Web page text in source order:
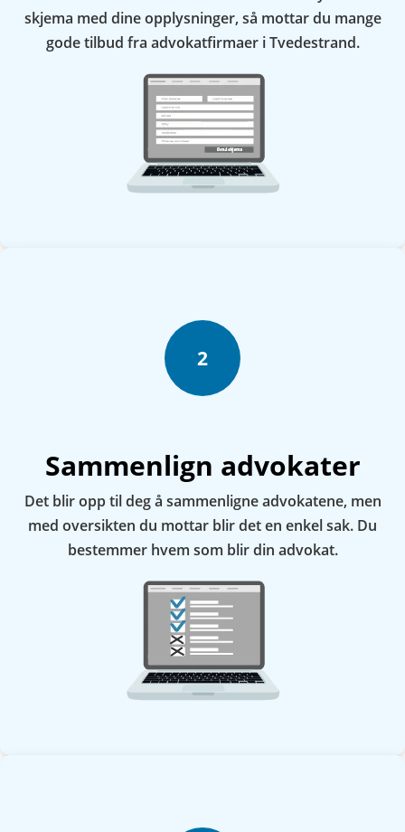
skjema med dine opplysninger, så mottar du mange
gode tilbud fra advokatfirmaer i Tvedestrand.
2
Sammenlign advokater
Det blir opp til deg å sammenligne advokatene, men
med oversikten du mottar blir det en enkel sak. Du
bestemmer hvem som blir din advokat.